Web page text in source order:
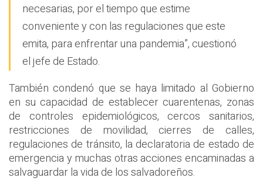
necesarias, por el tiempo que estime
conveniente y con las regulaciones que este
emita, para enfrentar una pandemia”, cuestionó
el jefe de Estado.
También condenó que se haya limitado al Gobierno
en su capacidad de establecer cuarentenas, zonas
de controles epidemiológicos, cercos sanitarios,
restricciones de movilidad, cierres de calles,
regulaciones de tránsito, la declaratoria de estado de
emergencia y muchas otras acciones encaminadas a
salvaguardar la vida de los salvadoreños.